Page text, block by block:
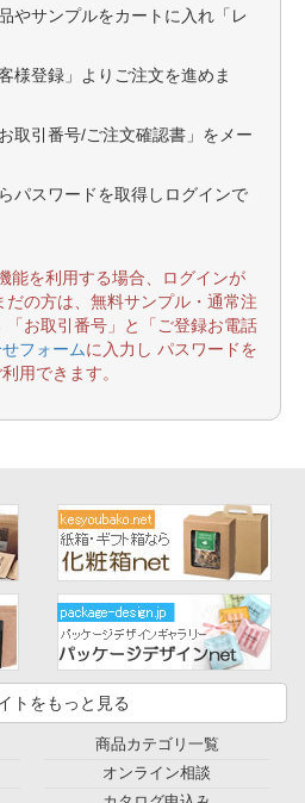
やサンプルをカートに入れ「レ
様登録」よりご注文を進めま
取引番号/ご注文確認書」をメー
パスワードを取得しログインで
能を利用する場合、ログインが
の方は、無料サンプル・通常注
お取引番号」と「ご登録お電話
フォームに入力し パスワードを
用できます。
トをもっと見る
商品カテゴリ一覧
オンライン相談